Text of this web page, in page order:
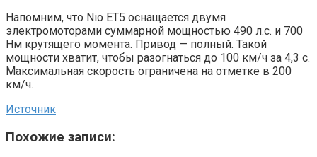
Напомним, что Nio ET5 оснащается двумя
электромоторами суммарной мощностью 490 л.с. и 700
Нм крутящего момента. Привод — полный. Такой
мощности хватит, чтобы разогнаться до 100 км/ч за 4,3 с.
Максимальная скорость ограничена на отметке в 200
км/ч.
Источник
Похожие записи: